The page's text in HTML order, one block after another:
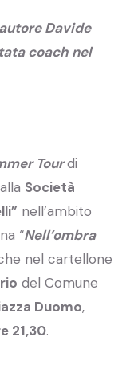
Davide
coach nel
Tourdi
Società
nell’ambito
“Nell’ombra
nel cartellone
del Comune
Duomo,
21,30.